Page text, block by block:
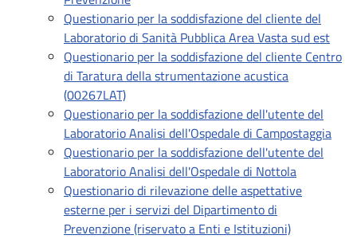
Questionario per la soddisfazione del cliente del
Laboratorio di Sanità Pubblica Area Vasta sud est
Questionario per la soddisfazione del cliente Centro
di Taratura della strumentazione acustica
(00267LAT)
Questionario per la soddisfazione dell'utente del
Laboratorio Analisi dell'Ospedale di Campostaggia
Questionario per la soddisfazione dell'utente del
Laboratorio Analisi dell'Ospedale di Nottola
Questionario di rilevazione delle aspettative
esterne per i servizi del Dipartimento di
Prevenzione (riservato a Enti e Istituzioni)